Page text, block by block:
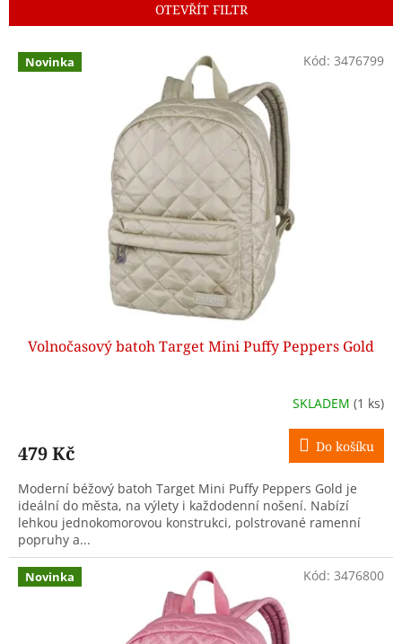
r
o
d
OTEVŘÍT FILTR
V Novinka
Volnočasový batoh Target Mini Puffy Peppers Gold
SKLADEM (1 ks)
479 Kč Do košíku
Moderní béžový batoh Target Mini Puffy Peppers Gold je
ideální do města, na výlety i každodenní nošení. Nabízí
lehkou jednokomorovou konstrukci, polstrované ramenní
popruhy a...
Kód: 3476799
Novinka Kód: 3476800